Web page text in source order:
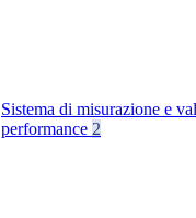
Sistema di misurazione e
performance 2